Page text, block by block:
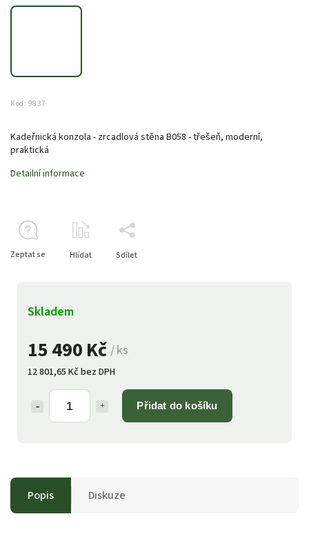
Kód: 9837
15 490 Kč / ks
12 801,65 Kč bez DPH
Přidat do košíku
Skladem
Kadeřnická konzola - zrcadlová stěna B058 - třešeň, moderní,
praktická
Detailní informace
Zeptat se Hlídat Sdílet
Popis Diskuze